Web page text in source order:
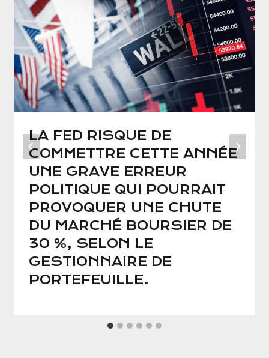
LA FED RISQUE DE
COMMETTRE CETTE ANNÉE
UNE GRAVE ERREUR
POLITIQUE QUI POURRAIT
PROVOQUER UNE CHUTE
DU MARCHÉ BOURSIER DE
30 %, SELON LE
GESTIONNAIRE DE
PORTEFEUILLE.